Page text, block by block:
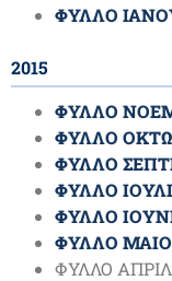
ΦΥΛΛΟ
2015
ΦΥΛΛΟ
ΦΥΛΛΟ
ΦΥΛΛΟ
ΦΥΛΛΟ
ΦΥΛΛΟ
ΦΥΛΛΟ
ΦΥΛΛΟ